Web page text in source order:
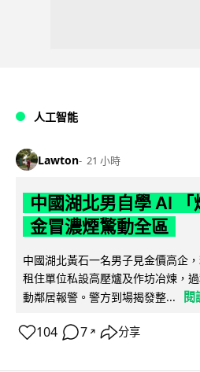
人工智能
Lawton 21 小時
中國湖北男自學 AI
金冒濃煙驚動全區
中國湖北黃石一名男子見金價高企
租住單位私設高壓爐及作坊冶煉，
動鄰居報警。警方到場揭發整...
閱
104 7 ↗ 分享